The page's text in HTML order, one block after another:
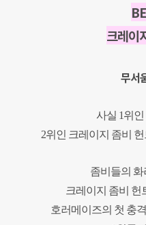
크레이
무
사실 1위
2위인 크레이지 좀비
좀비들의 화
크레이지 좀비 헌
호러메이즈의 첫 충